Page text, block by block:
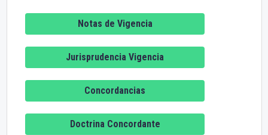
Notas de Vigencia
Jurisprudencia Vigencia
Concordancias
Doctrina Concordante